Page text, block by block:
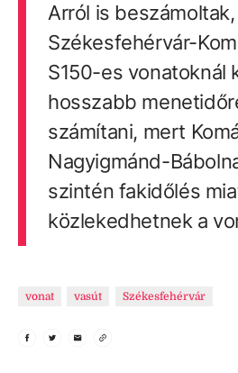
Arról is
Székesfehérvár-
S150-es vonatoknál
hosszabb
számítani, mert
Nagyigmánd-
szintén fakidőlés
közlekedhetnek a
vonat vasút Székesfehérvár